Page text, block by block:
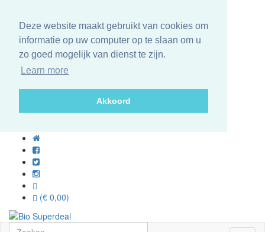
Deze website maakt gebruikt van cookies om
informatie op uw computer op te slaan om u
zo goed mogelijk van dienst te zijn.
Learn more
Akkoord
(€ 0,00)